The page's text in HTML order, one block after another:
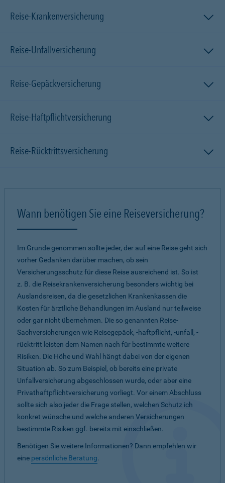
Reise-Krankenversicherung
Reise-Unfallversicherung
Reise-Gepäckversicherung
Reise-Haftpflichtversicherung
Reise-Rücktrittsversicherung
Wann benötigen Sie eine Reiseversicherung?
Im Grunde genommen sollte jeder, der auf eine Reise geht sich
vorher Gedanken darüber machen, ob sein
Versicherungsschutz für diese Reise ausreichend ist. So ist
z. B. die Reisekrankenversicherung besonders wichtig bei
Auslandsreisen, da die gesetzlichen Krankenkassen die
Kosten für ärztliche Behandlungen im Ausland nur teilweise
oder gar nicht übernehmen. Die so genannten Reise-
Sachversicherungen wie Reisegepäck, -haftpflicht, -unfall, -
rücktritt leisten dem Namen nach für bestimmte weitere
Risiken. Die Höhe und Wahl hängt dabei von der eigenen
Situation ab. So zum Beispiel, ob bereits eine private
Unfallversicherung abgeschlossen wurde, oder aber eine
Privathaftpflichtversicherung vorliegt. Vor einem Abschluss
sollte sich also jeder die Frage stellen, welchen Schutz ich
konkret wünsche und welche anderen Versicherungen
bestimmte Risiken ggf. bereits mit einschließen.
Benötigen Sie weitere Informationen? Dann empfehlen wir
eine persönliche Beratung.